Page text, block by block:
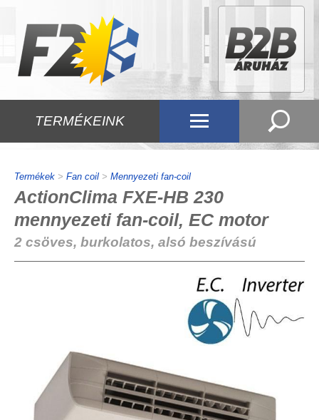
TERMÉKEINK
Termékek > Fan coil > Mennyezeti fan-coil
ActionClima FXE-HB 230
mennyezeti fan-coil, EC motor
2 csöves, burkolatos, alsó beszívású